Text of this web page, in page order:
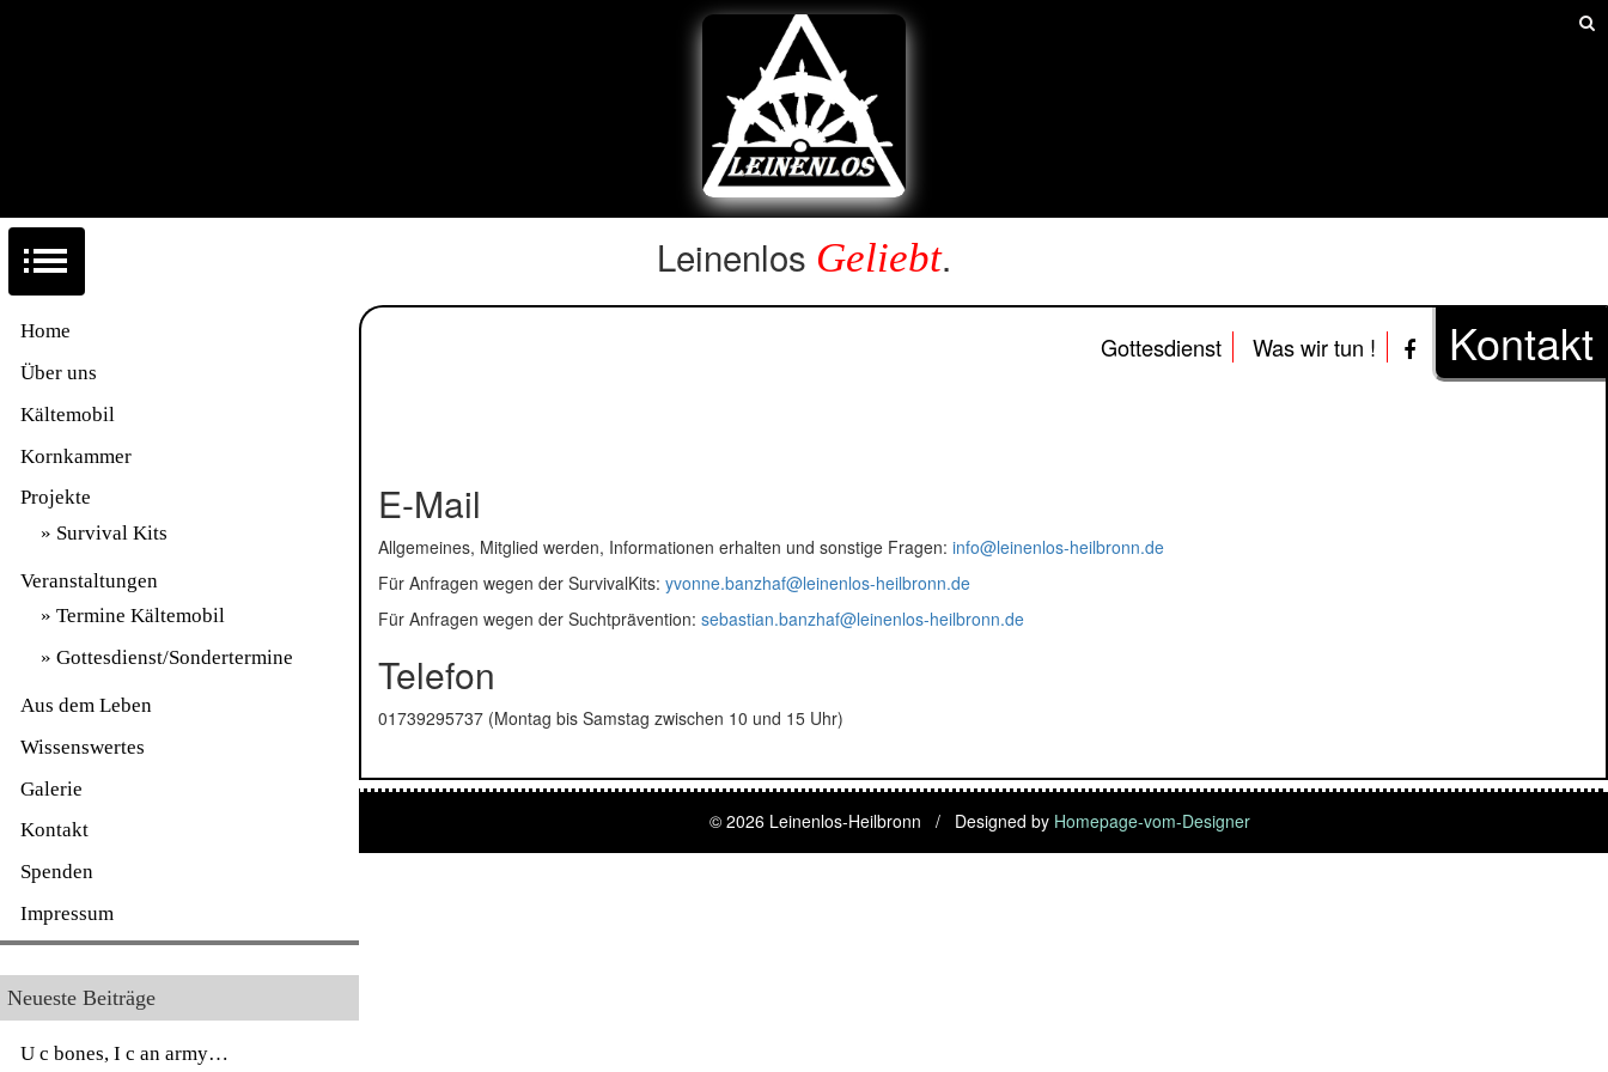
Leinenlos Geliebt.
Home
Über uns
Kältemobil
Kornkammer
Projekte
Survival Kits
Veranstaltungen
Termine Kältemobil
Gottesdienst/Sondertermine
Aus dem Leben
Wissenswertes
Galerie
Kontakt
Spenden
Impressum
Neueste Beiträge
U c bones, I c an army…
Kontakt
Gottesdienst Was wir tun !
E-Mail
Allgemeines, Mitglied werden, Informationen erhalten und sonstige Fragen: info@leinenlos-heilbronn.de
Für Anfragen wegen der SurvivalKits: yvonne.banzhaf@leinenlos-heilbronn.de
Für Anfragen wegen der Suchtprävention: sebastian.banzhaf@leinenlos-heilbronn.de
Telefon
01739295737 (Montag bis Samstag zwischen 10 und 15 Uhr)
© 2026 Leinenlos-Heilbronn / Designed by Homepage-vom-Designer